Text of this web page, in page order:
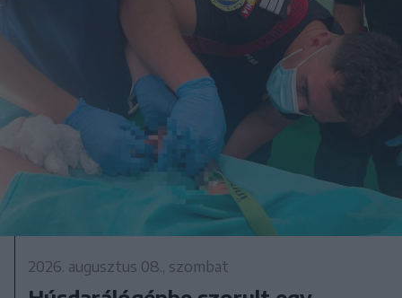
2026. augusztus 08., szombat